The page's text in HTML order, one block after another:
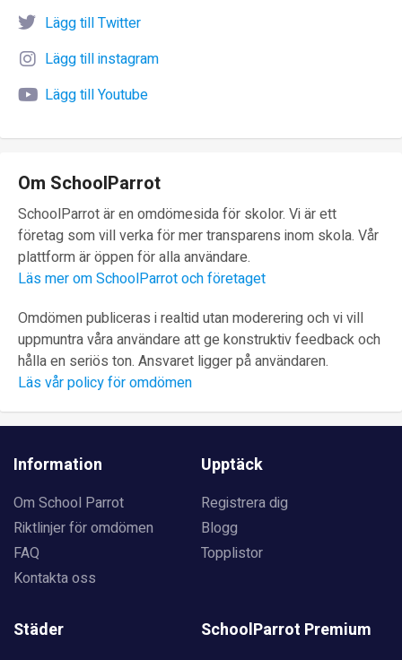
Lägg till Twitter
Lägg till instagram
Lägg till Youtube
Om SchoolParrot
SchoolParrot är en omdömesida för skolor. Vi är ett
företag som vill verka för mer transparens inom skola. Vår
plattform är öppen för alla användare.
Läs mer om SchoolParrot och företaget
Omdömen publiceras i realtid utan moderering och vi vill
uppmuntra våra användare att ge konstruktiv feedback och
hålla en seriös ton. Ansvaret ligger på användaren.
Läs vår policy för omdömen
Information
Om School Parrot
Riktlinjer för omdömen
FAQ
Kontakta oss
Upptäck
Registrera dig
Blogg
Topplistor
Städer SchoolParrot Premium